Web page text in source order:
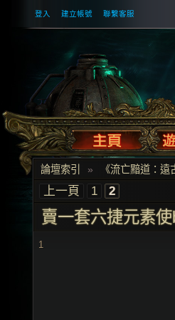
登入 建立帳號 聯繫客服
論壇索引 » 《流亡黯道：遠
上一頁 1 2
賣一套六捷元素
1